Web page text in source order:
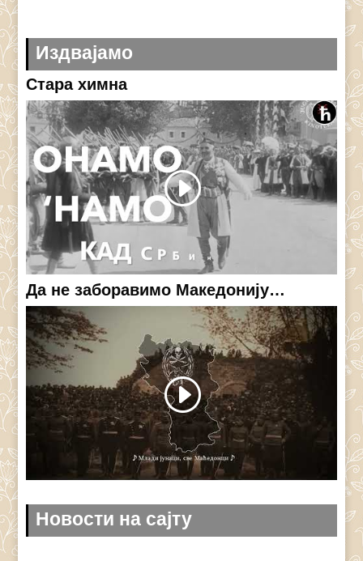
Издвајамо
Стара химна
Да не заборавимо Македонију…
Новости на сајту